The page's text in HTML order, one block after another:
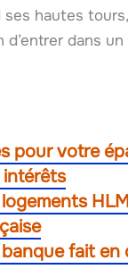
ses hautes
d’entrer dans
pour votre
intérêts
fait